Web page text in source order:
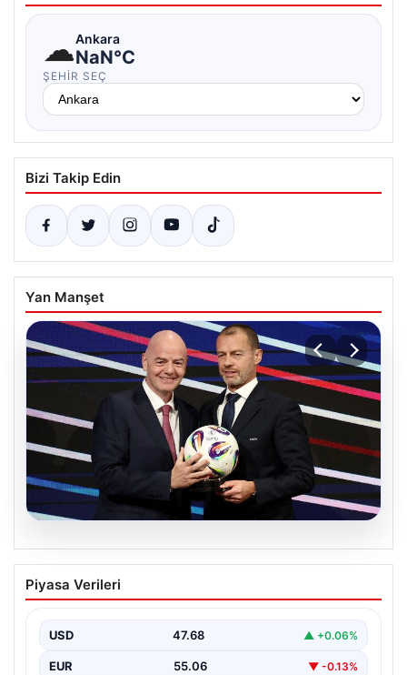
☁Ankara
NaN°C
ŞEHIR SEÇ
Bizi Takip Edin
Yan Manşet
06.08.2026
FIFA’yı Boykot Kararı Alan UEFA Geri
Adım Atmıyor
günlerde gündeme gelen FIFA Başkanı Gianni
Infantino'nun Dünya…
Piyasa Verileri
USD 47.68 ▲ +0.06%
EUR 55.06 ▼ -0.13%